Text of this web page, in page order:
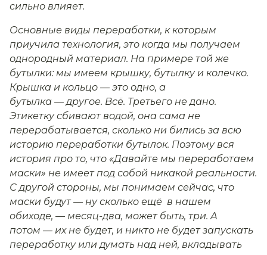
сильно влияет.
Основные виды переработки, к которым
приучила технология, это когда мы получаем
однородный материал. На примере той же
бутылки: мы имеем крышку, бутылку и колечко.
Крышка и кольцо — это одно, а
бутылка — другое. Всё. Третьего не дано.
Этикетку сбивают водой, она сама не
перерабатывается, сколько ни бились за всю
историю переработки бутылок. Поэтому вся
история про то, что «Давайте мы переработаем
маски» не имеет под собой никакой реальности.
С другой стороны, мы понимаем сейчас, что
маски будут — ну сколько ещё в нашем
обиходе, — месяц-два, может быть, три. А
потом — их не будет, и никто не будет запускать
переработку или думать над ней, вкладывать